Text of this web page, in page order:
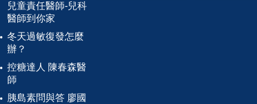
兒童責任醫師-兒科
醫師到你家
冬天過敏復發怎麼
辦？
控糖達人 陳春森醫
師
胰島素問與答 廖國